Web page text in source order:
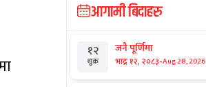
आगामी बिदाहरु
१२
शुक्र
जनै पूर्णिमा
भाद्र १२, २०८३-Aug 28, 2026